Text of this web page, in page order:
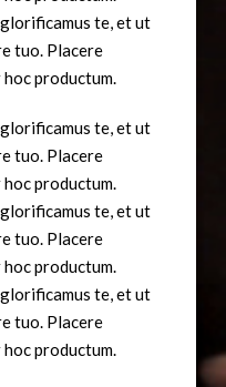
glorificamus te, et ut
tuo. Placere
productum.
glorificamus te, et ut
tuo. Placere
productum.
glorificamus te, et ut
tuo. Placere
productum.
glorificamus te, et ut
tuo. Placere
productum.